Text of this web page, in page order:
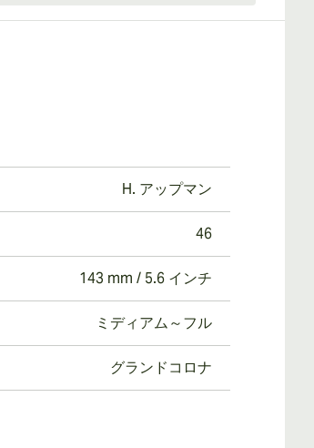
H. アップマン
46
143 mm / 5.6 インチ
ミディアム～フル
グランドコロナ